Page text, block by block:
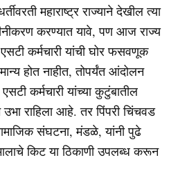
महाराष्ट्र राज्याने देखील त्या
करण्यात यावे, पण आज राज्य
कर्मचारी यांची घोर फसवणूक
होत नाहीत, तोपर्यंत आंदोलन
कर्मचारी यांच्या कुटुंबातील
उभा राहिला आहे. तर पिंपरी चिंचवड
संघटना, मंडळे, यांनी पुढे
किट या ठिकाणी उपलब्ध करून